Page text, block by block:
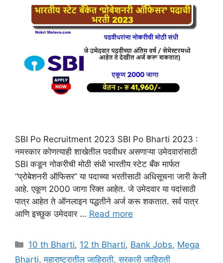
SBI Po Recruitment 2023 SBI Po Bharti 2023 :
नमस्कार कोणत्याही शाखेतील पदवीधर असणाऱ्या उमेदवारांसाठी
SBI कडून नोकरीची मोठी संधी भारतीय स्टेट बँक मार्फत
“प्रोबेशनरी ऑफिसर” या पदाच्या भरतीसाठी अधिसूचना जारी केली
आहे. एकूण 2000 जागा रिक्त आहेत. जे उमेदवार या पदांसाठी
पात्र आहेत ते ऑनलाइन पद्धतीने अर्ज करू शकतात. सर्व पात्र
आणि इच्छुक उमेदवार … Read more
Categories
10 th Bharti, 12 th Bharti, Bank Jobs, Mega
Bharti,महाराष्ट्रातील जाहिराती,सरकारी जाहिराती